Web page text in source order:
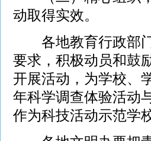
动取得实效。
各地教育行政部门
要求，积极动员和鼓
开展活动，为学校、
年科学调查体验活动
作为科技活动示范学